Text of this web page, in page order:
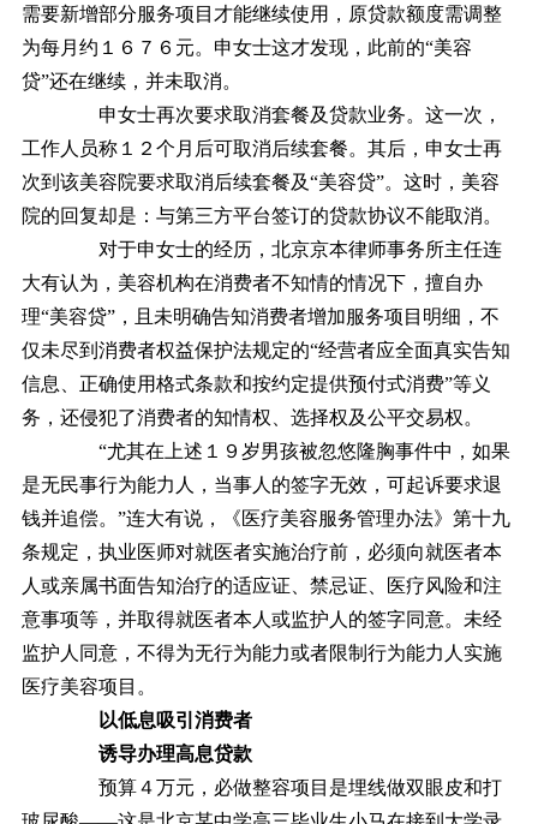
需要新增部分服务项目才能继续使用，原贷款额度需调整
为每月约１６７６元。申女士这才发现，此前的“美容
贷”还在继续，并未取消。
申女士再次要求取消套餐及贷款业务。这一次，
工作人员称１２个月后可取消后续套餐。其后，申女士再
次到该美容院要求取消后续套餐及“美容贷”。这时，美容
院的回复却是：与第三方平台签订的贷款协议不能取消。
对于申女士的经历，北京京本律师事务所主任连
大有认为，美容机构在消费者不知情的情况下，擅自办
理“美容贷”，且未明确告知消费者增加服务项目明细，不
仅未尽到消费者权益保护法规定的“经营者应全面真实告知
信息、正确使用格式条款和按约定提供预付式消费”等义
务，还侵犯了消费者的知情权、选择权及公平交易权。
“尤其在上述１９岁男孩被忽悠隆胸事件中，如果
是无民事行为能力人，当事人的签字无效，可起诉要求退
钱并追偿。”连大有说，《医疗美容服务管理办法》第十九
条规定，执业医师对就医者实施治疗前，必须向就医者本
人或亲属书面告知治疗的适应证、禁忌证、医疗风险和注
意事项等，并取得就医者本人或监护人的签字同意。未经
监护人同意，不得为无行为能力或者限制行为能力人实施
医疗美容项目。
以低息吸引消费者
诱导办理高息贷款
预算４万元，必做整容项目是埋线做双眼皮和打